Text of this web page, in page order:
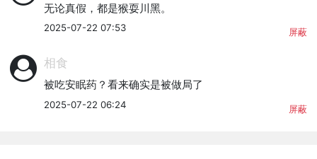
无论真假，都是猴耍川黑。
2025-07-22 07:53 屏蔽
相食
被吃安眠药？看来确实是被做局了
2025-07-22 06:24 屏蔽